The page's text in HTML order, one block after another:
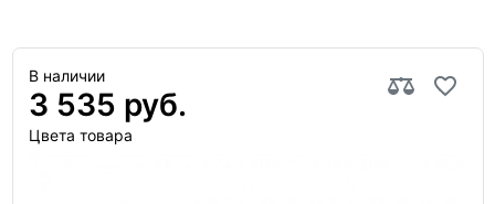
В наличии
3 535 руб.
Цвета товара